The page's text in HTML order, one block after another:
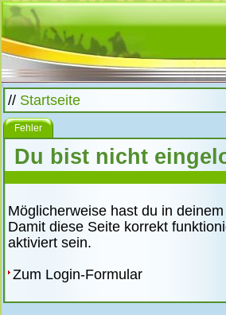
// Startseite
Fehler
Du bist nicht
Möglicherweise hast du in
Damit diese Seite korrekt
aktiviert sein.
Zum Login-Formular